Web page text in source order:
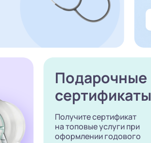
Подарочные
сертификаты
Получите сертификат
на топовые услуги при
оформлении годового